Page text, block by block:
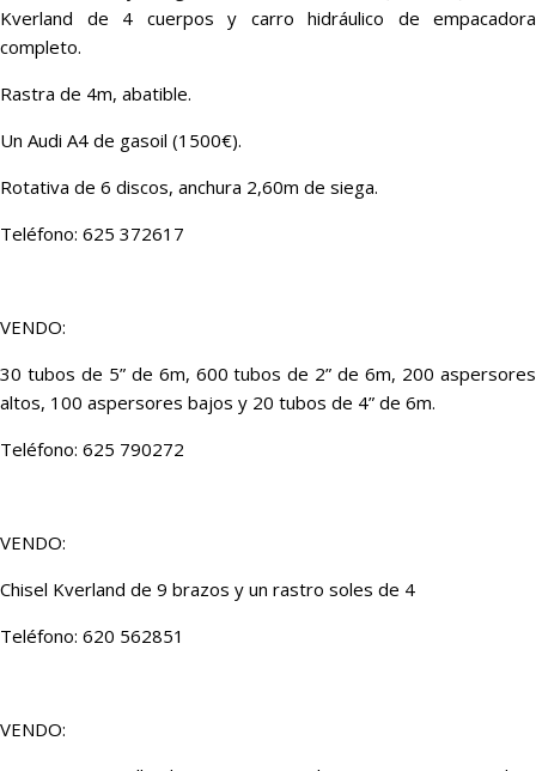
Kverland de 4 cuerpos y carro hidráulico de empacadora
completo.
Rastra de 4m, abatible.
Un Audi A4 de gasoil (1500€).
Rotativa de 6 discos, anchura 2,60m de siega.
Teléfono: 625 372617
VENDO:
30 tubos de 5” de 6m, 600 tubos de 2” de 6m, 200 aspersores
altos, 100 aspersores bajos y 20 tubos de 4” de 6m.
Teléfono: 625 790272
VENDO:
Chisel Kverland de 9 brazos y un rastro soles de 4
Teléfono: 620 562851
VENDO: